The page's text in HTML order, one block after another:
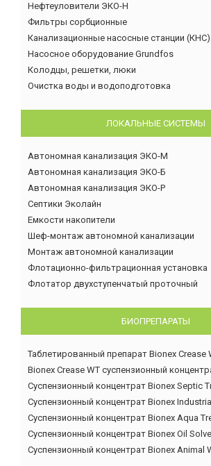
Нефтеуловители ЭКО-Н
Фильтры сорбционные
Канализационные насосные станции (КНС)
Насосное оборудование Grundfos
Колодцы, решетки, люки
Очистка воды и водоподготовка
ЛОКАЛЬНЫЕ СИСТЕМЫ
Автономная канализация ЭКО-М
Автономная канализация ЭКО-Б
Автономная канализация ЭКО-Р
Септики Эколайн
Емкости накопители
Шеф-монтаж автономной канализации
Монтаж автономной канализации
Флотационно-фильтрационная установка
Флотатор двухступенчатый проточный
БИОПРЕПАРАТЫ
Таблетированный препарат Bionex Crease
Bionex Crease WT суспензионный
Суспензионный концентрат Bionex Septic
Суспензионный концентрат Bionex
Суспензионный концентрат Bionex Aqua
Суспензионный концентрат Bionex Oil
Суспензионный концентрат Bionex Animal